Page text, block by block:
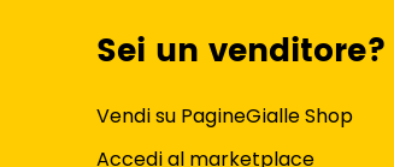
Sei un venditore?
Vendi su PagineGialle Shop
Accedi al marketplace